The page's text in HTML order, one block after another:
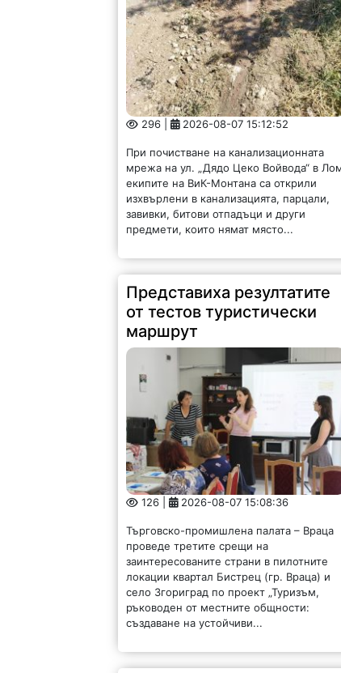
296 | 2026-08-07 15:12:52
При почистване на канализационната
мрежа на ул. „Дядо Цеко Войвода“ в
екипите на ВиК-Монтана са открили
изхвърлени в канализацията, парцали,
завивки, битови отпадъци и други
предмети, които нямат място...
Представиха резултатите
от тестов туристически
маршрут
126 | 2026-08-07 15:08:36
Търговско-промишлена палата – Враца
проведе третите срещи на
заинтересованите страни в пилотните
локации квартал Бистрец (гр. Враца) и
село Згориград по проект „Туризъм,
ръководен от местните общности:
създаване на устойчиви...